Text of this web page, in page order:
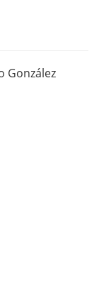
González